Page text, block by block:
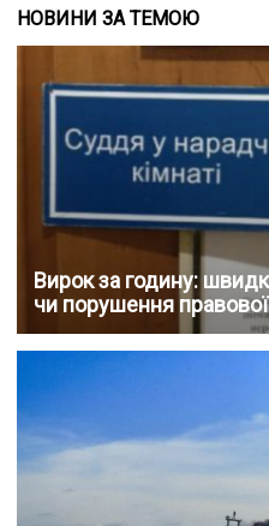
НОВИНИ ЗА ТЕМОЮ
Вирок за годину:
чи порушення